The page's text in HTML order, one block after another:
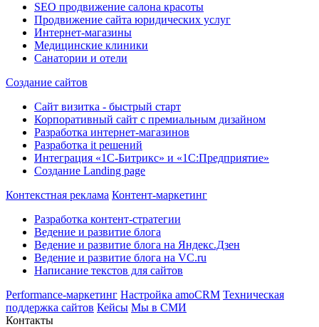
SEO продвижение салона красоты
Продвижение сайта юридических услуг
Интернет-магазины
Медицинские клиники
Санатории и отели
Создание сайтов
Сайт визитка - быстрый старт
Корпоративный сайт с премиальным дизайном
Разработка интернет-магазинов
Разработка it решений
Интеграция «1С-Битрикс» и «1С:Предприятие»
Создание Landing page
Контекстная реклама Контент-маркетинг
Разработка контент-стратегии
Ведение и развитие блога
Ведение и развитие блога на Яндекс.Дзен
Ведение и развитие блога на VC.ru
Написание текстов для сайтов
Performance-маркетинг Настройка amoCRM Техническая
поддержка сайтов Кейсы Мы в СМИ
Контакты